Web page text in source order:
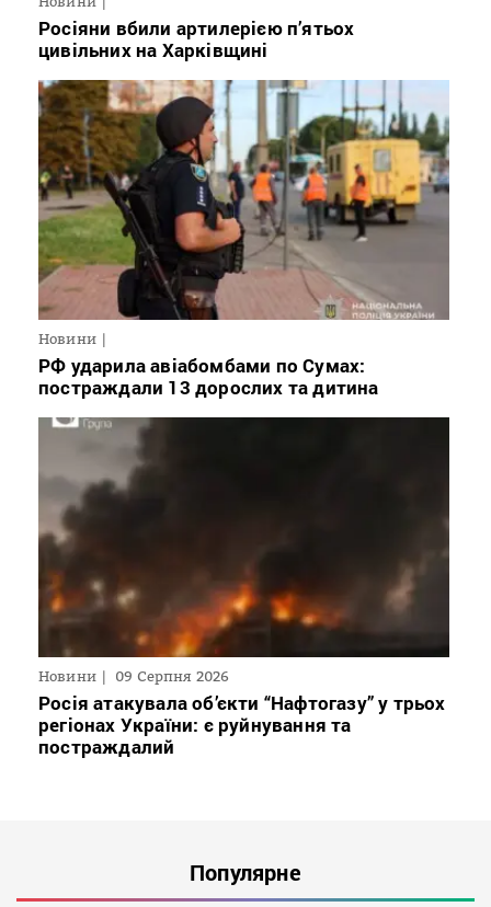
Росіяни вбили артилерією п’ятьох
цивільних на Харківщині
Новини
РФ ударила авіабомбами по Сумах:
постраждали 13 дорослих та дитина
Новини 09 Серпня 2026
Росія атакувала об’єкти “Нафтогазу” у трьох
регіонах України: є руйнування та
постраждалий
Популярне